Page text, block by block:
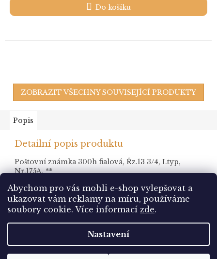
Abychom pro vás mohli e-shop vylepšovat a
ukazovat vám reklamy na míru, používáme
soubory cookie. Více informací zde.
Nastavení
Do košíku
ZOBRAZIT VŠECHNY SOUVISEJÍCÍ PRODUKTY
Popis
Detailní popis produktu
Poštovní známka 300h fialová, Řz.13 3/4, I.typ,
Nr.175A, **
Copyright 2026Sbírám.cz. Všechna práva vyhrazena.